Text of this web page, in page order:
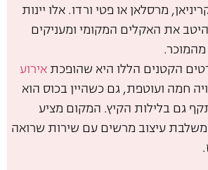
מרסלאן או פטי ורדו. אלו יינות
את האקלים המקומי ומעניקים
מהמוכר.
הקטנים הללו היא שהופכת אירוע
חמה ועוטפת, גם כשהיין בכוס הוא
תקף גם בלילות הקיץ. המקום מציע
עיצוב מרשים עם שירות שרואה